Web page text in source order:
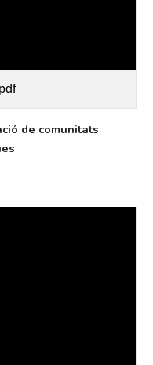
de comunitats